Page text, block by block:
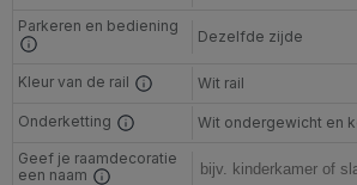
Parkeren en bediening
Dezelfde zijde
Kleur van de rail Wit rail
Onderketting Wit ondergewicht en
Geef je raamdecoratie
een naam